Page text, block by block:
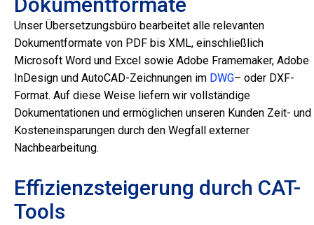
Unser Übersetzungsbüro bearbeitet alle relevanten
Dokumentformate von PDF bis XML, einschließlich
Microsoft Word und Excel sowie Adobe Framemaker, Adobe
InDesign und AutoCAD-Zeichnungen im DWG– oder DXF-
Format. Auf diese Weise liefern wir vollständige
Dokumentationen und ermöglichen unseren Kunden Zeit- und
Kosteneinsparungen durch den Wegfall externer
Nachbearbeitung.
Effizienzsteigerung durch CAT-
Tools